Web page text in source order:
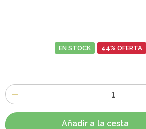
EN STOCK 44% OFERTA
Número
de
artículos
Añadir a la cesta